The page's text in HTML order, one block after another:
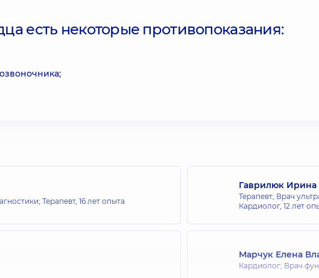
есть некоторые противопоказания:
Терапевт, 16 лет опыта
Гаврилюк Ирина
Терапевт; Врач
Кардиолог, 12 лет
Марчук Елена
Кардиолог; Врач